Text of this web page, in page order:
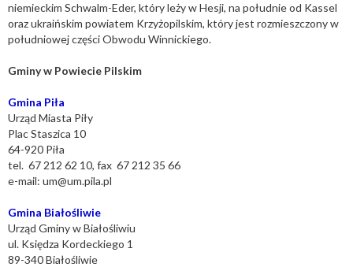
niemieckim Schwalm-Eder, który leży w Hesji, na południe od Kassel
oraz ukraińskim powiatem Krzyżopilskim, który jest rozmieszczony w
południowej części Obwodu Winnickiego.
Gminy w Powiecie Pilskim
Gmina Piła
Urząd Miasta Piły
Plac Staszica 10
64-920 Piła
tel. 67 212 62 10, fax 67 212 35 66
e-mail: um@um.pila.pl
Gmina Białośliwie
Urząd Gminy w Białośliwiu
ul. Księdza Kordeckiego 1
89-340 Białośliwie